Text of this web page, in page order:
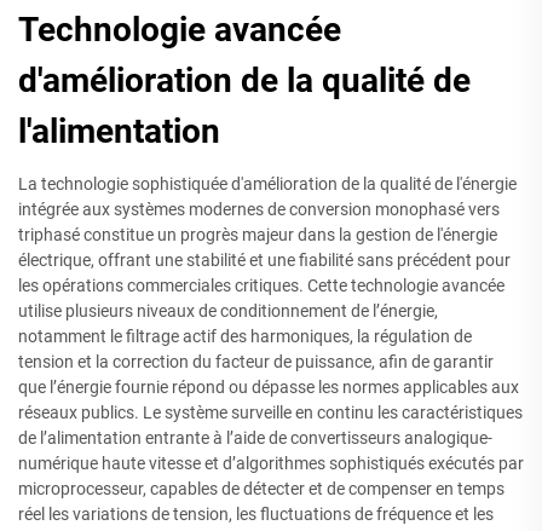
Technologie avancée
d'amélioration de la qualité de
l'alimentation
La technologie sophistiquée d'amélioration de la qualité de l'énergie
intégrée aux systèmes modernes de conversion monophasé vers
triphasé constitue un progrès majeur dans la gestion de l'énergie
électrique, offrant une stabilité et une fiabilité sans précédent pour
les opérations commerciales critiques. Cette technologie avancée
utilise plusieurs niveaux de conditionnement de l’énergie,
notamment le filtrage actif des harmoniques, la régulation de
tension et la correction du facteur de puissance, afin de garantir
que l’énergie fournie répond ou dépasse les normes applicables aux
réseaux publics. Le système surveille en continu les caractéristiques
de l’alimentation entrante à l’aide de convertisseurs analogique-
numérique haute vitesse et d’algorithmes sophistiqués exécutés par
microprocesseur, capables de détecter et de compenser en temps
réel les variations de tension, les fluctuations de fréquence et les